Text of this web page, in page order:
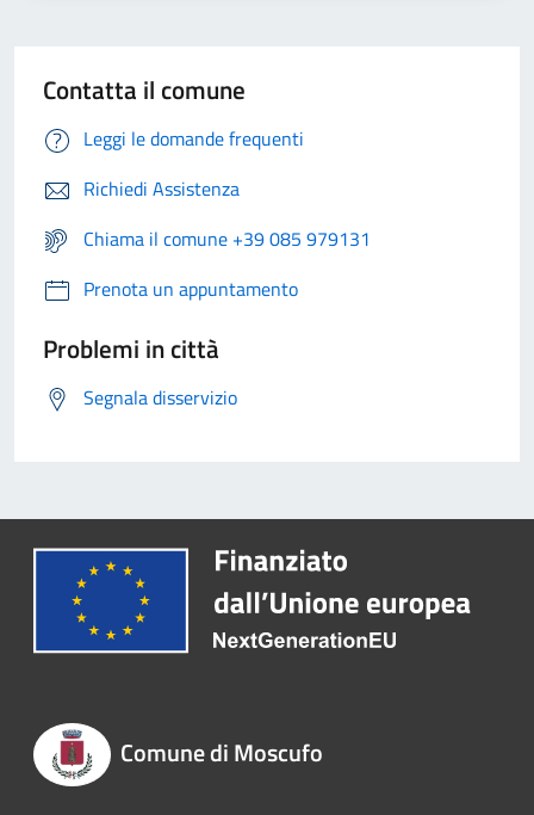
Contatta il comune
Leggi le domande frequenti
Richiedi Assistenza
Chiama il comune +39 085 979131
Prenota un appuntamento
Problemi in città
Segnala disservizio
Comune di Moscufo